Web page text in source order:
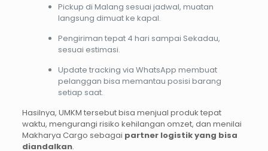
Pickup di Malang sesuai jadwal, muatan
langsung dimuat ke kapal.
Pengiriman tepat 4 hari sampai Sekadau,
sesuai estimasi.
Update tracking via WhatsApp membuat
pelanggan bisa memantau posisi barang
setiap saat.
Hasilnya, UMKM tersebut bisa menjual produk tepat
waktu, mengurangi risiko kehilangan omzet, dan menilai
Makharya Cargo sebagai partner logistik yang bisa
diandalkan.